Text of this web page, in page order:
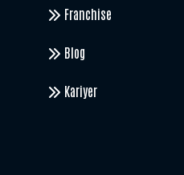
Franchise
Blog
Kariyer